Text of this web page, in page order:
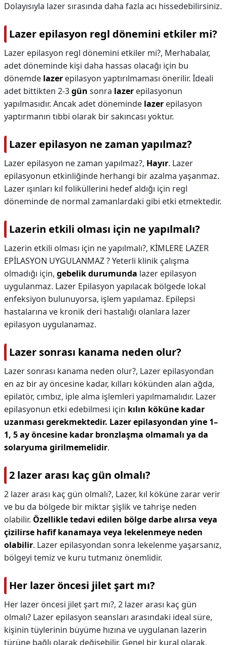
Dolayısıyla lazer sırasında daha fazla acı hissedebilirsiniz.
Lazer epilasyon regl dönemini etkiler mi?
Lazer epilasyon regl dönemini etkiler mi?, Merhabalar,
adet döneminde kişi daha hassas olacağı için bu
dönemde lazer epilasyon yaptırılmaması önerilir. İdeali
adet bittikten 2-3gün sonra lazer epilasyonun
yapılmasıdır. Ancak adet döneminde lazer epilasyon
yaptırmanın tıbbi olarak bir sakıncası yoktur.
Lazer epilasyon ne zaman yapılmaz?
Lazer epilasyon ne zaman yapılmaz?, Hayır. Lazer
epilasyonun etkinliğinde herhangi bir azalma yaşanmaz.
Lazer ışınları kıl foliküllerini hedef aldığı için regl
döneminde de normal zamanlardaki gibi etki etmektedir.
Lazerin etkili olması için ne yapılmalı?
Lazerin etkili olması için ne yapılmalı?, KİMLERE LAZER
EPİLASYON UYGULANMAZ ? Yeterli klinik çalışma
olmadığı için, gebelik durumunda lazer epilasyon
uygulanmaz. Lazer Epilasyon yapılacak bölgede lokal
enfeksiyon bulunuyorsa, işlem yapılamaz. Epilepsi
hastalarına ve kronik deri hastalığı olanlara lazer
epilasyon uygulanamaz.
Lazer sonrası kanama neden olur?
Lazer sonrası kanama neden olur?, Lazer epilasyondan
en az bir ay öncesine kadar, kılları kökünden alan ağda,
epilatör, cımbız, iple alma işlemleri yapılmamalıdır. Lazer
epilasyonun etki edebilmesi için kılın köküne kadar
uzanması gerekmektedir. Lazer epilasyondan yine 1–
1, 5 ay öncesine kadar bronzlaşma olmamalı ya da
solaryuma girilmemelidir.
2 lazer arası kaç gün olmalı?
2 lazer arası kaç gün olmalı?, Lazer, kıl köküne zarar verir
ve bu da bölgede bir miktar şişlik ve tahrişe neden
olabilir. Özellikle tedavi edilen bölge darbe alırsa veya
çizilirse hafif kanamaya veya lekelenmeye neden
olabilir. Lazer epilasyondan sonra lekelenme yaşarsanız,
bölgeyi temiz ve kuru tutmanız önemlidir.
Her lazer öncesi jilet şart mı?
Her lazer öncesi jilet şart mı?, 2 lazer arası kaç gün
olmalı? Lazer epilasyon seansları arasındaki ideal süre,
kişinin tüylerinin büyüme hızına ve uygulanan lazerin
türüne bağlı olarak değişebilir. Genel bir kural olarak,